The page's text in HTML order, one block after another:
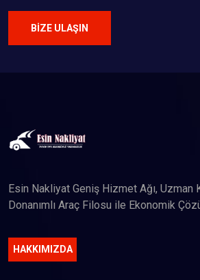
BIZE ULAŞIN
Esin Nakliyat Geniş Hizmet Ağı, Uzman
Donanımlı Araç Filosu ile Ekonomik
HAKKIMIZDA